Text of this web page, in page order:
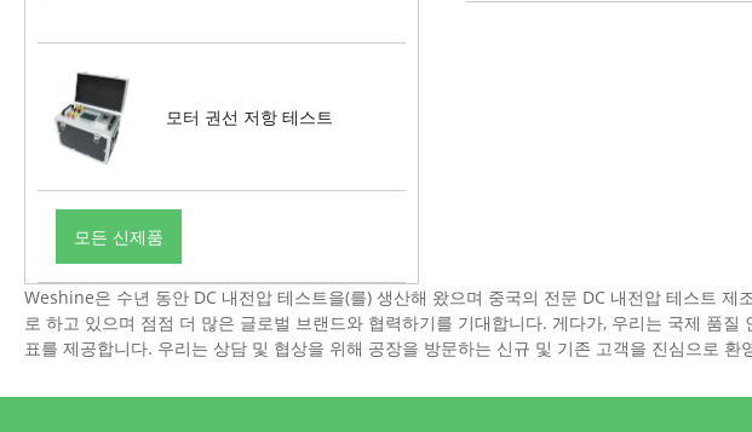
모터 권선 저항 테스트
모든 신제품
Weshine은 수년 동안 DC 내전압 테스트을(를) 생산해 왔으며 중국의 전문 DC 내전압 테스트
로 하고 있으며 점점 더 많은 글로벌 브랜드와 협력하기를 기대합니다. 게다가, 우리는 국제 품
표를 제공합니다. 우리는 상담 및 협상을 위해 공장을 방문하는 신규 및 기존 고객을 진심으로 환